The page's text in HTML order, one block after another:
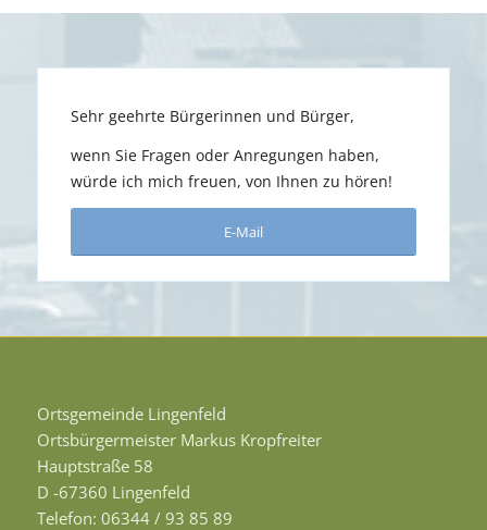
Sehr geehrte Bürgerinnen und Bürger,
wenn Sie Fragen oder Anregungen haben,
würde ich mich freuen, von Ihnen zu hören!
E-Mail
Ortsgemeinde Lingenfeld
Ortsbürgermeister Markus Kropfreiter
Hauptstraße 58
D -67360 Lingenfeld
Telefon: 06344 / 93 85 89